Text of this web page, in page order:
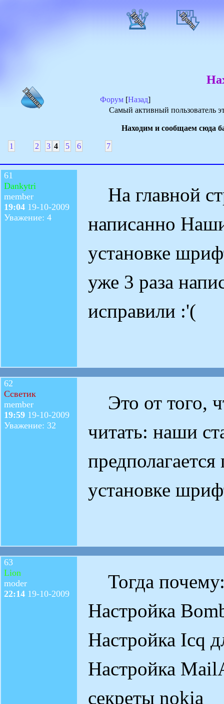
Форум [Назад]
Самый активный пользователь
Находим и сообщаем сюда
1 2 3 4 5 6 7
61
Dankytri
member
19:04 19-10-2009
Уважение: 4
На главной
написанно
установке
уже 3 раза
исправили :'(
62
Ссветик
member
19:59 19-10-2009
Уважение: 32
Это от того,
читать: наши
установке
63
Lion
moder
22:14 19-10-2009
Тогда
Настройка
Настройка Icq
Настройка
секреты nokia